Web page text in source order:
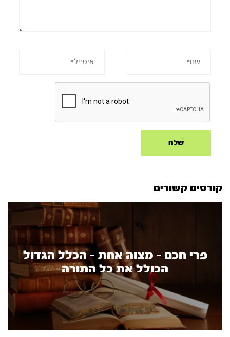
קורסים קשורים
פרי חכם - מצוה אחת - הכלל הגדול
הכולל את כל התורה